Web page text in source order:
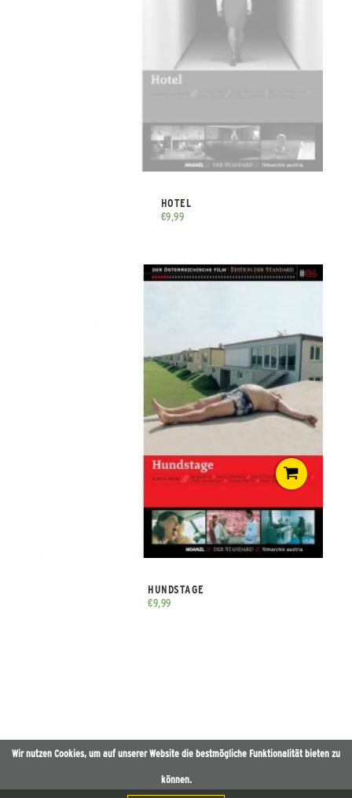
HOTEL
€9,99
HUNDSTAGE
€9,99
Wir nutzen Cookies, um auf unserer Website die bestmögliche Funktionalität bieten zu
können.